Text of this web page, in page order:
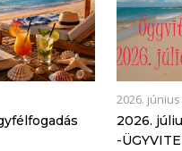
2026. június
2026.
-